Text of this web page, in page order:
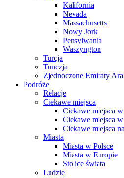
Kalifornia
Nevada
Massachusetts
Nowy Jork
Pensylwania
Waszyngton
Turcja
Tunezja
Zjednoczone Emiraty
Podróże
Relacje
Ciekawe miejsca
Ciekawe miejsca w
Ciekawe miejsca
Ciekawe miejsca
Miasta
Miasta w Polsce
Miasta w Europie
Stolice świata
Ludzie